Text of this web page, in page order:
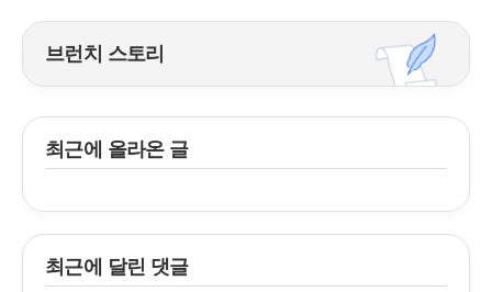
브런치 스토리
최근에 올라온 글
최근에 달린 댓글